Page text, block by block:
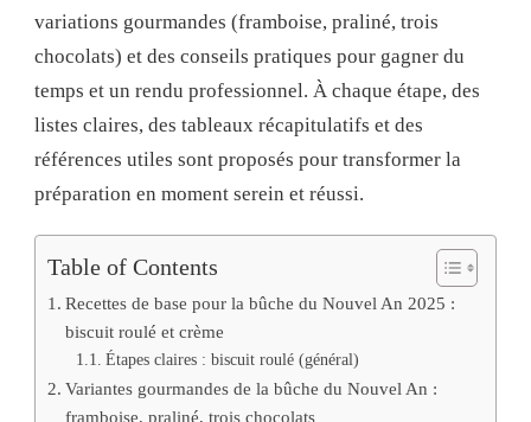
variations gourmandes (framboise, praliné, trois
chocolats) et des conseils pratiques pour gagner du
temps et un rendu professionnel. À chaque étape, des
listes claires, des tableaux récapitulatifs et des
références utiles sont proposés pour transformer la
préparation en moment serein et réussi.
Table of Contents
Recettes de base pour la bûche du Nouvel An 2025 :
biscuit roulé et crème
Étapes claires : biscuit roulé (général)
Variantes gourmandes de la bûche du Nouvel An :
framboise, praliné, trois chocolats